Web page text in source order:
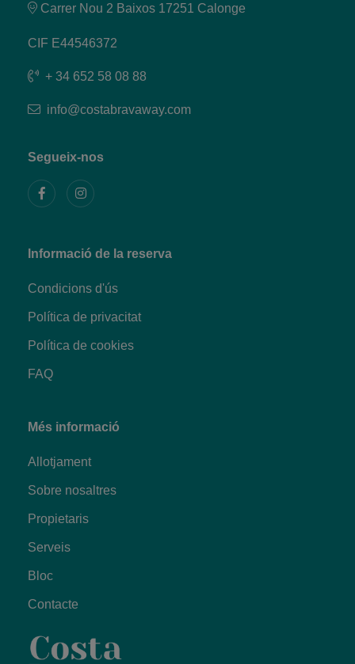
Carrer Nou 2 Baixos 17251 Calonge
CIF E44546372
+ 34 652 58 08 88
info@costabravaway.com
Segueix-nos
Informació de la reserva
Condicions d'ús
Política de privacitat
Política de cookies
FAQ
Més informació
Allotjament
Sobre nosaltres
Propietaris
Serveis
Bloc
Contacte